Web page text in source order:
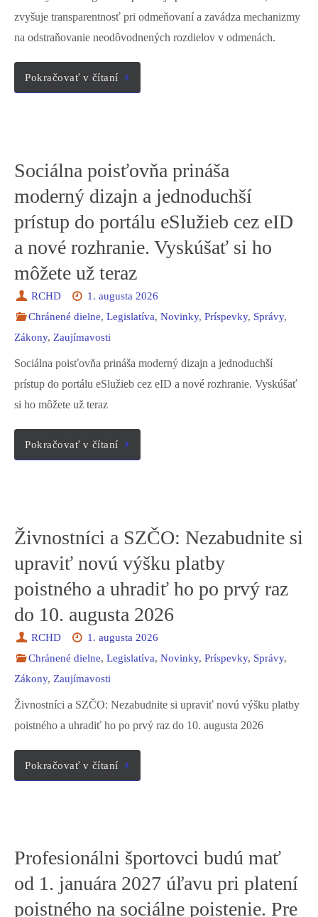
zvyšuje transparentnosť pri odmeňovaní a zavádza mechanizmy
na odstraňovanie neodôvodnených rozdielov v odmenách.
Pokračovať v čítaní
Sociálna poisťovňa prináša
moderný dizajn a jednoduchší
prístup do portálu eSlužieb cez eID
a nové rozhranie. Vyskúšať si ho
môžete už teraz
RCHD
1. augusta 2026
Chránené dielne,Legislatíva,Novinky,Príspevky, Správy,
Zákony, Zaujímavosti
Sociálna poisťovňa prináša moderný dizajn a jednoduchší
prístup do portálu eSlužieb cez eID a nové rozhranie. Vyskúšať
si ho môžete už teraz
Pokračovať v čítaní
Živnostníci a SZČO: Nezabudnite si
upraviť novú výšku platby
poistného a uhradiť ho po prvý raz
do 10. augusta 2026
RCHD
1. augusta 2026
Chránené dielne,Legislatíva,Novinky,Príspevky, Správy,
Zákony, Zaujímavosti
Živnostníci a SZČO: Nezabudnite si upraviť novú výšku platby
poistného a uhradiť ho po prvý raz do 10. augusta 2026
Pokračovať v čítaní
Profesionálni športovci budú mať
od 1. januára 2027 úľavu pri platení
poistného na sociálne poistenie. Pre